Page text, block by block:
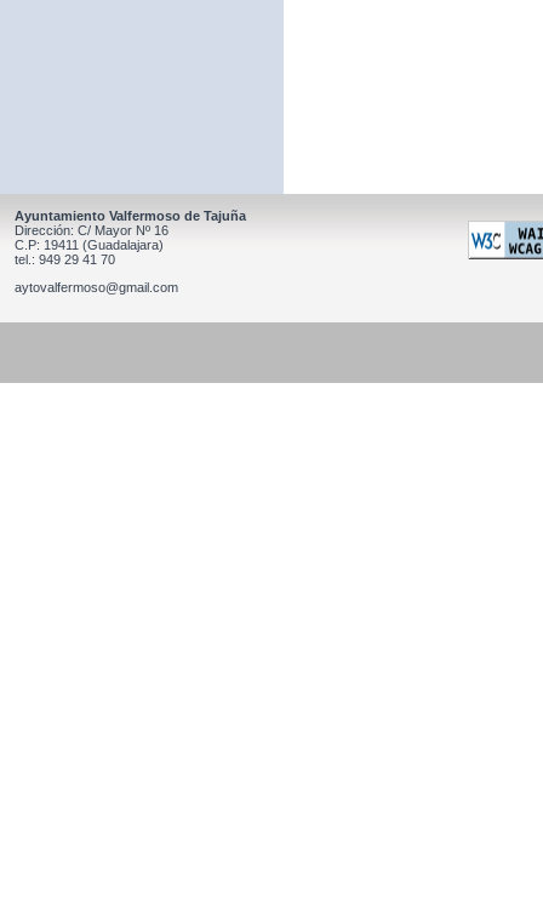
Ayuntamiento Valfermoso de Tajuña
Dirección: C/ Mayor Nº 16
C.P: 19411 (Guadalajara)
tel.: 949 29 41 70
aytovalfermoso@gmail.com